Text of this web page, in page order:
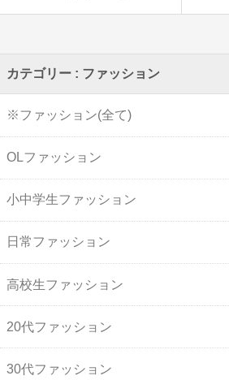
カテゴリー : ファッション
※ファッション(全て)
OLファッション
小中学生ファッション
日常ファッション
高校生ファッション
20代ファッション
30代ファッション